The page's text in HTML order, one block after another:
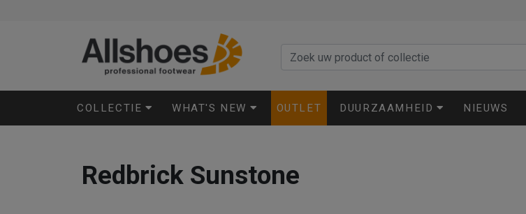
COLLECTIE WHAT'S NEW OUTLET DUURZAAMHEID NIEUWS
Redbrick Sunstone